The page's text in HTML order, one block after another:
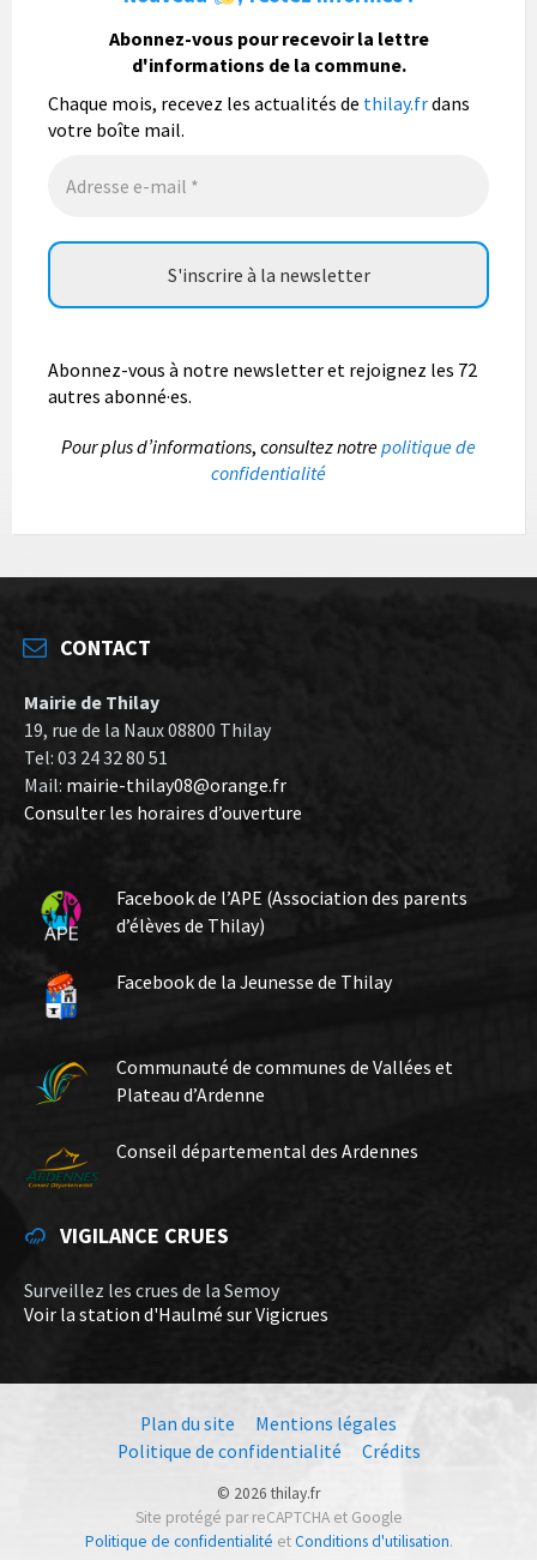
population mais également les visiteurs à son
bulletin municipal annuel en organisant un concours
photo gratuit OUVERT À TOUS.
Vous pouvez envoyer vos photo...Lire la suite
Abonnez-vous pour recevoir la lettre
d'informations de la commune.
Chaque mois, recevez les actualités de thilay.frdans
votre boîte mail.
Abonnez-vous à notre newsletter et rejoignez les 72
autres abonné·es.
Pour plus d’informations, consultez notrepolitique de
confidentialité
CONTACT
Mairie de Thilay
19, rue de la Naux 08800 Thilay
Tel: 03 24 32 80 51
Mail: mairie-thilay08@orange.fr
Consulter les horaires d’ouverture
Facebook de l’APE (Association des parents
d’élèves de Thilay)
Facebook de la Jeunesse de Thilay
Communauté de communes de Vallées et
Plateau d’Ardenne
Conseil départemental des Ardennes
VIGILANCE CRUES
Surveillez les crues de la Semoy
Voir la station d'Haulmé sur Vigicrues
Plan du site
Mentions légales
Politique de confidentialité
Crédits
© 2026 thilay.fr
Site protégé par reCAPTCHA et Google
Politique de confidentialité etConditions d'utilisation.